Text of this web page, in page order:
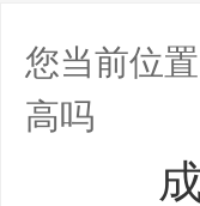
您当前位置
高吗